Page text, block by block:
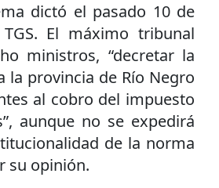
dictó el pasado 10 de
El máximo tribunal
ministros, “decretar la
la provincia de Río Negro
al cobro del impuesto
aunque no se expedirá
de la norma
su opinión.